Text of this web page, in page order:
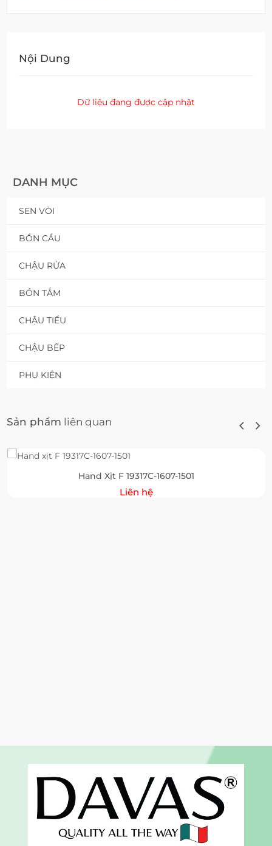
DANH MỤC
SEN VÒI
BỒN CẦU
CHẬU RỬA
BỒN TẮM
CHẬU TIỂU
CHẬU BẾP
PHỤ KIỆN
Nội Dung
Dữ liệu đang được cập nhật
Sản phẩm liên quan
Hand Xịt F 19317C-1607-1501
Liên hệ